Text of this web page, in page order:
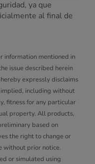
ya que
al final de
information mentioned in
issue described herein
expressly disclaims
including without
fitness for any particular
property. All products,
based on
the right to change or
without prior notice.
or simulated using